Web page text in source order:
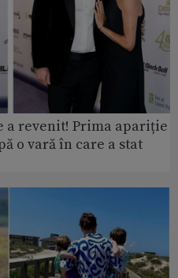
a revenit! Prima apariție
o vară în care a stat